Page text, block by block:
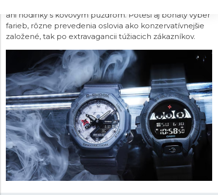
ani hodinky s kovovým puzdrom. Poteší aj bohatý výber
farieb, rôzne prevedenia oslovia ako konzervatívnejšie
založené, tak po extravagancii túžiacich zákazníkov.